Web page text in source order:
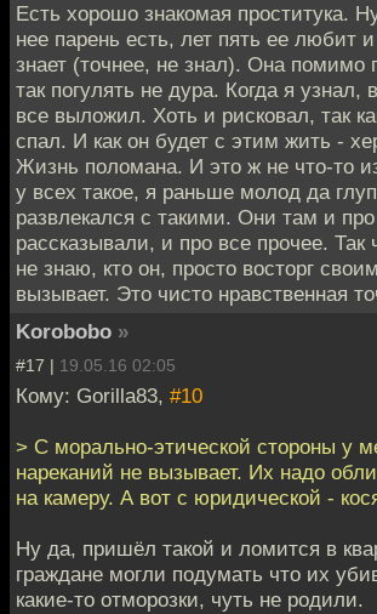
Есть хорошо знакомая проститука.
нее парень есть, лет пять ее любит
знает (точнее, не знал). Она помимо
так погулять не дура. Когда я узнал,
все выложил. Хоть и рисковал, так
спал. И как он будет с этим жить -
Жизнь поломана. И это ж не что-то
у всех такое, я раньше молод да
развлекался с такими. Они там и
рассказывали, и про все прочее. Так
не знаю, кто он, просто восторг
вызывает. Это чисто нравственная
Korobobo »
#17 | 19.05.16 02:05
Кому: Gorilla83, #10
> С морально-этической стороны у
нареканий не вызывает. Их надо
на камеру. А вот с юридической -
Ну да, пришёл такой и ломится в
граждане могли подумать что их
какие-то отморозки, чуть не родили.